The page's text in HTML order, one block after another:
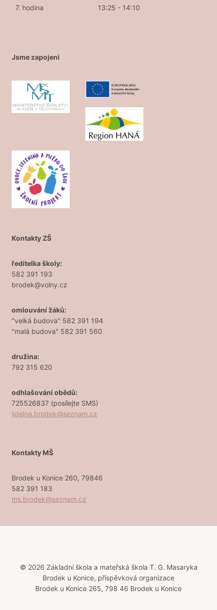
7. hodina 13:25 - 14:10
Jsme zapojeni
Kontakty ZŠ
ředitelka školy:
582 391 193
brodek@volny.cz
omlouvání žáků:
"velká budova" 582 391 194
"malá budova" 582 391 560
družina:
792 315 620
odhlašování obědů:
725526837 (posílejte SMS)
jidelna.brodek@seznam.cz
Kontakty MŠ
Brodek u Konice 260, 79846
582 391 183
ms.brodek@seznam.cz
© 2026 Základní škola a mateřská škola T. G. Masaryka
Brodek u Konice, příspěvková organizace
Brodek u Konice 265, 798 46 Brodek u Konice